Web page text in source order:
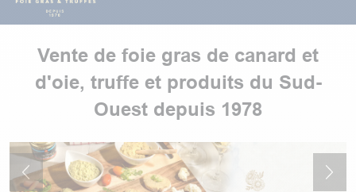
Vente de foie gras de canard et
d'oie, truffe et produits du Sud-
Ouest depuis 19​78
Précédent